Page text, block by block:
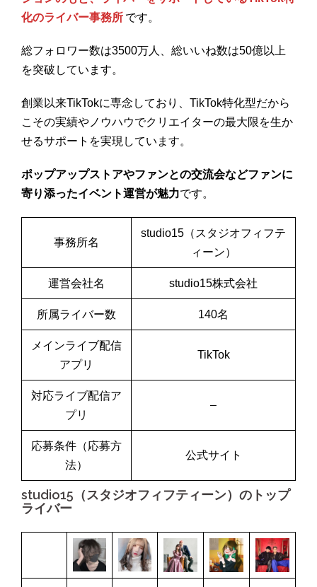
化のライバー事務所 です。
総フォロワー数は3500万人、総いいね数は50億以上
を突破しています。
創業以来TikTokに専念しており、TikTok特化型だから
こその実績やノウハウでクリエイターの最大限を生か
せるサポートを実現しています。
ポップアップストアやファンとの交流会などファンに
寄り添ったイベント運営が魅力です。
事務所名
studio15（スタジオフィフテ
ィーン）
運営会社名 studio15株式会社
所属ライバー数 140名
メインライブ配信
アプリ
TikTok
対応ライブ配信ア
プリ
–
応募条件（応募方
法）
公式サイト
studio15（スタジオフィフティーン）のトップ
ライバー